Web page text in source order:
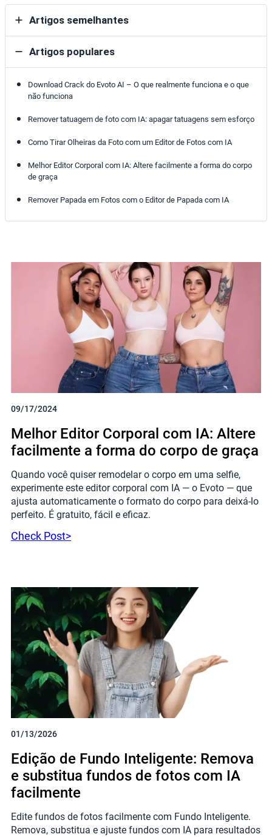
Artigos semelhantes
Artigos populares
Download Crack do Evoto AI – O que realmente funciona e o que
não funciona
Remover tatuagem de foto com IA: apagar tatuagens sem esforço
Como Tirar Olheiras da Foto com um Editor de Fotos com IA
Melhor Editor Corporal com IA: Altere facilmente a forma do corpo
de graça
Remover Papada em Fotos com o Editor de Papada com IA
09/17/2024
Melhor Editor Corporal com IA: Altere
facilmente a forma do corpo de graça
Quando você quiser remodelar o corpo em uma selfie,
experimente este editor corporal com IA — o Evoto — que
ajusta automaticamente o formato do corpo para deixá-lo
perfeito. É gratuito, fácil e eficaz.
Check Post>
01/13/2026
Edição de Fundo Inteligente: Remova
e substitua fundos de fotos com IA
facilmente
Edite fundos de fotos facilmente com Fundo Inteligente.
Remova, substitua e ajuste fundos com IA para resultados